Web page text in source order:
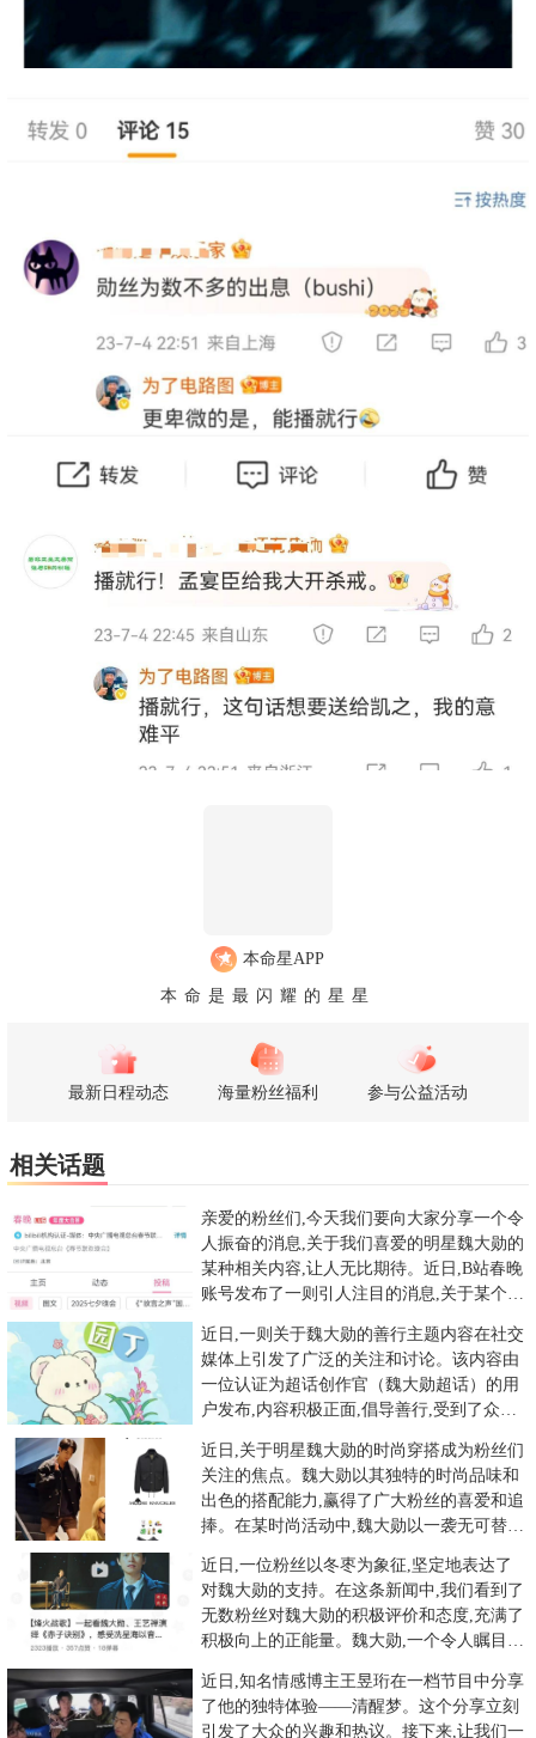
本命星APP
本命是最闪耀的星星
最新日程动态 海量粉丝福利 参与公益活动
相关话题
亲爱的粉丝们,今天我们要向大家分享一个令
人振奋的消息,关于我们喜爱的明星魏大勋的
某种相关内容,让人无比期待。近日,B站春晚
账号发布了一则引人注目的消息,关于某个节
近日,一则关于魏大勋的善行主题内容在社交
媒体上引发了广泛的关注和讨论。该内容由
一位认证为超话创作官（魏大勋超话）的用
户发布,内容积极正面,倡导善行,受到了众多
近日,关于明星魏大勋的时尚穿搭成为粉丝们
关注的焦点。魏大勋以其独特的时尚品味和
出色的搭配能力,赢得了广大粉丝的喜爱和追
捧。在某时尚活动中,魏大勋以一袭无可替代
近日,一位粉丝以冬枣为象征,坚定地表达了
对魏大勋的支持。在这条新闻中,我们看到了
无数粉丝对魏大勋的积极评价和态度,充满了
积极向上的正能量。魏大勋,一个令人瞩目的
近日,知名情感博主王昱珩在一档节目中分享
了他的独特体验——清醒梦。这个分享立刻
引发了大众的兴趣和热议。接下来,让我们一